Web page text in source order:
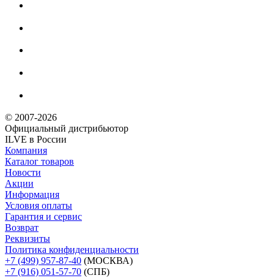
© 2007-2026
Официальный дистрибьютoр
ILVE в России
Компания
Каталог товаров
Новости
Акции
Информация
Условия оплаты
Гарантия и сервис
Возврат
Реквизиты
Политика конфиденциальности
+7 (499) 957-87-40 (МОСКВА)
+7 (916) 051-57-70 (СПБ)